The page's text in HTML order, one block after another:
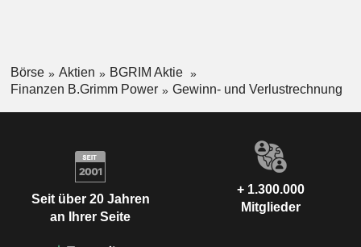
Börse Aktien
BGRIM Aktie
Finanzen B.Grimm Power
Gewinn- und Verlustrechnung
Seit über 20 Jahren
an Ihrer Seite
+ 1.300.000
Mitglieder